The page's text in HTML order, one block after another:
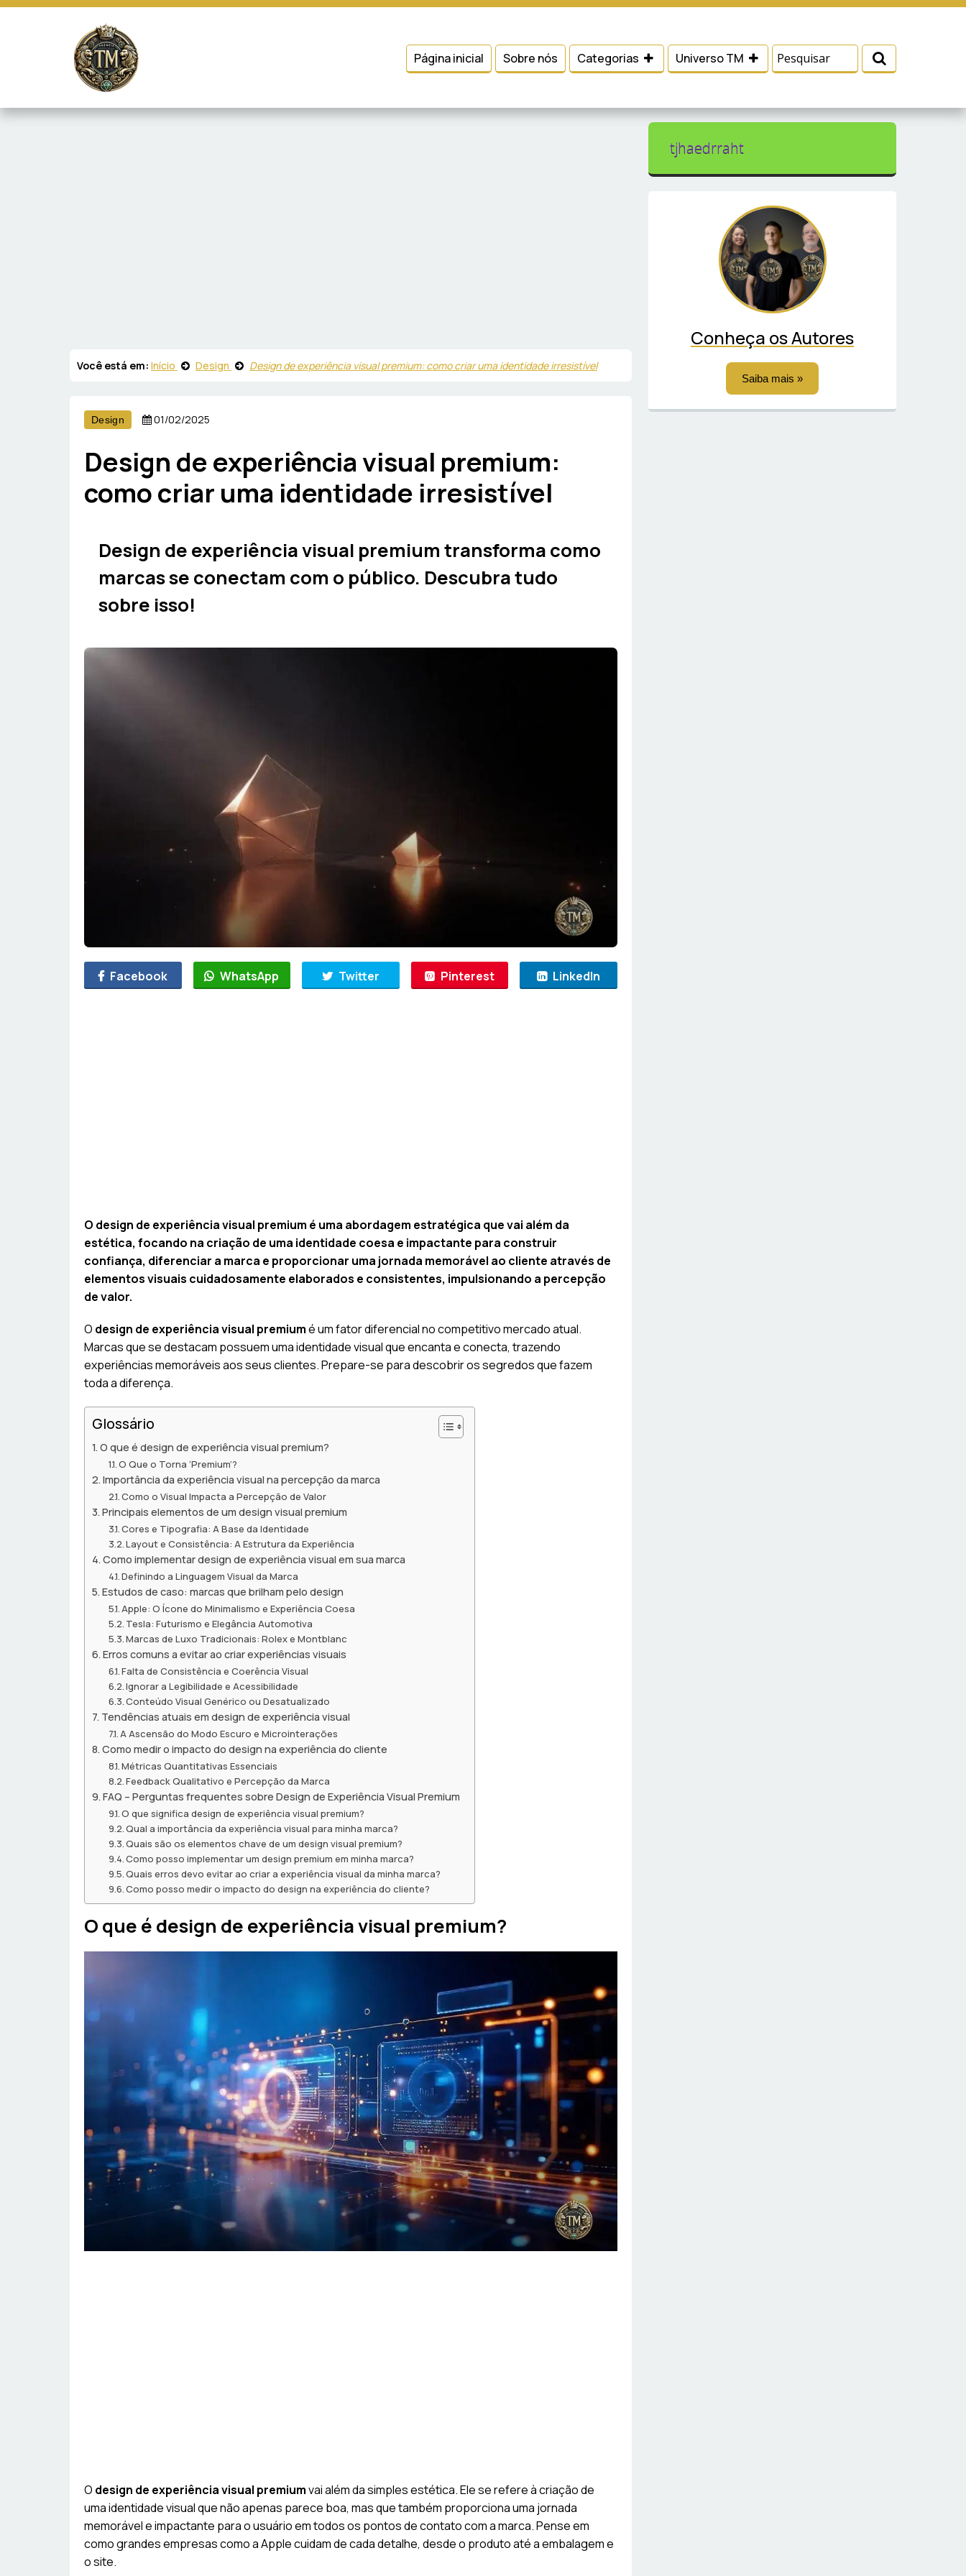
Página inicial Sobre nós Categorias Universo TM
Você está em: Início Design Design de experiência visual premium: como criar uma identidade irresistível
Design 01/02/2025
Design de experiência visual premium:
como criar uma identidade irresistível
Design de experiência visual premium transforma como
marcas se conectam com o público. Descubra tudo
sobre isso!
Facebook WhatsApp Twitter Pinterest LinkedIn
O design de experiência visual premium é uma abordagem estratégica que vai além da
estética, focando na criação de uma identidade coesa e impactante para construir
confiança, diferenciar a marca e proporcionar uma jornada memorável ao cliente através de
elementos visuais cuidadosamente elaborados e consistentes, impulsionando a percepção
de valor.
O design de experiência visual premiumé um fator diferencial no competitivo mercado atual.
Marcas que se destacam possuem uma identidade visual que encanta e conecta, trazendo
experiências memoráveis aos seus clientes. Prepare-se para descobrir os segredos que fazem
toda a diferença.
Glossário
O que é design de experiência visual premium?
O Que o Torna ‘Premium’?
Importância da experiência visual na percepção da marca
Como o Visual Impacta a Percepção de Valor
Principais elementos de um design visual premium
Cores e Tipografia: A Base da Identidade
Layout e Consistência: A Estrutura da Experiência
Como implementar design de experiência visual em sua marca
Definindo a Linguagem Visual da Marca
Estudos de caso: marcas que brilham pelo design
Apple: O Ícone do Minimalismo e Experiência Coesa
Tesla: Futurismo e Elegância Automotiva
Marcas de Luxo Tradicionais: Rolex e Montblanc
Erros comuns a evitar ao criar experiências visuais
Falta de Consistência e Coerência Visual
Ignorar a Legibilidade e Acessibilidade
Conteúdo Visual Genérico ou Desatualizado
Tendências atuais em design de experiência visual
A Ascensão do Modo Escuro e Microinterações
Como medir o impacto do design na experiência do cliente
Métricas Quantitativas Essenciais
Feedback Qualitativo e Percepção da Marca
FAQ – Perguntas frequentes sobre Design de Experiência Visual Premium
O que significa design de experiência visual premium?
Qual a importância da experiência visual para minha marca?
Quais são os elementos chave de um design visual premium?
Como posso implementar um design premium em minha marca?
Quais erros devo evitar ao criar a experiência visual da minha marca?
Como posso medir o impacto do design na experiência do cliente?
O que é design de experiência visual premium?
O design de experiência visual premiumvai além da simples estética. Ele se refere à criação de
uma identidade visual que não apenas parece boa, mas que também proporciona uma jornada
memorável e impactante para o usuário em todos os pontos de contato com a marca. Pense em
como grandes empresas como a Apple cuidam de cada detalhe, desde o produto até a embalagem e
o site.
tjhaedrraht
Conheça os Autores
Saiba mais »
marketing e fornecer conteúdo de terceiros. Leia mais em